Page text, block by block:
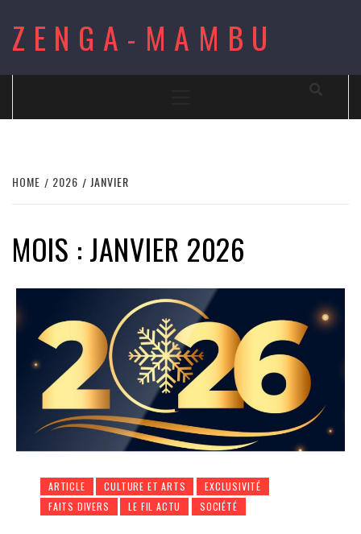
content
ZENGA-MAMBU
HOME 2026 JANVIER
MOIS : JANVIER 2026
ARTICLE CULTURE ET ARTS
EXCLUSIVITÉ
FAITS DIVERS
LE FIL ACTU SOCIÉTÉ